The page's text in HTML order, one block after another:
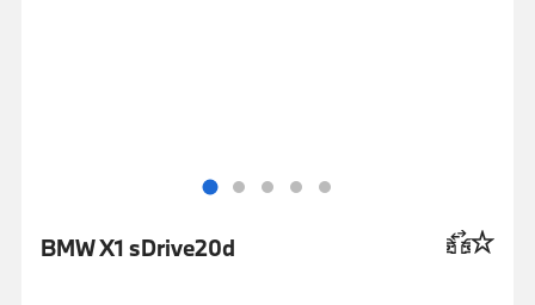
BMW X1 sDrive20d